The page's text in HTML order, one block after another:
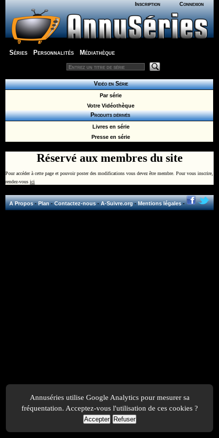
Inscription Connexion
Séries Personnalités Médiathèque
Vidéo en Série
Par série
Votre Vidéothèque
Produits dérivés
Livres en série
Presse en série
Réservé aux membres du site
Pour accéder à cette page et pouvoir poster des modifications vous devez être membre. Pour vous inscrire,
rendez-vousici
A Propos-Plan-Contactez-nous-A-Suivre.org-Mentions légales-
Annuséries utilise Google Analytics pour mesurer sa
fréquentation. Acceptez-vous l'utilisation de ces cookies ?
Accepter Refuser